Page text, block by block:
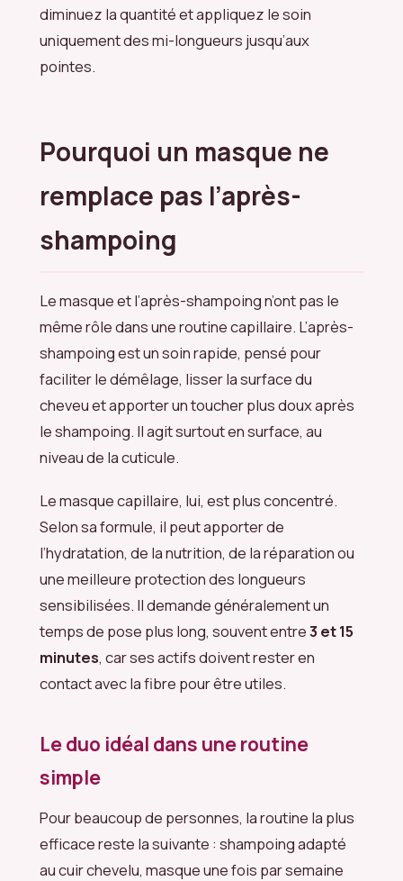
diminuez la quantité et appliquez le soin
uniquement des mi-longueurs jusqu’aux
pointes.
Pourquoi un masque ne
remplace pas l’après-
shampoing
Le masque et l’après-shampoing n’ont pas le
même rôle dans une routine capillaire. L’après-
shampoing est un soin rapide, pensé pour
faciliter le démêlage, lisser la surface du
cheveu et apporter un toucher plus doux après
le shampoing. Il agit surtout en surface, au
niveau de la cuticule.
Le masque capillaire, lui, est plus concentré.
Selon sa formule, il peut apporter de
l’hydratation, de la nutrition, de la réparation ou
une meilleure protection des longueurs
sensibilisées. Il demande généralement un
temps de pose plus long, souvent entre3 et 15
minutes, car ses actifs doivent rester en
contact avec la fibre pour être utiles.
Le duo idéal dans une routine
simple
Pour beaucoup de personnes, la routine la plus
efficace reste la suivante : shampoing adapté
au cuir chevelu, masque une fois par semaine